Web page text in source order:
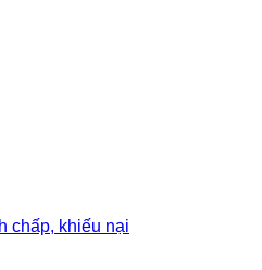
chấp, khiếu nại